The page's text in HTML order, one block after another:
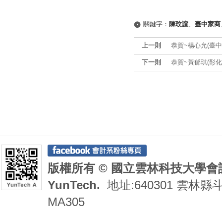
關鍵字： 陳玟諠、 臺中家商
上一則 恭賀~楊心允(臺
下一則 恭賀~黃郁琪(彰
版權所有 © 國立雲林科技大學
YunTech. 地址:640301 雲林縣
MA305